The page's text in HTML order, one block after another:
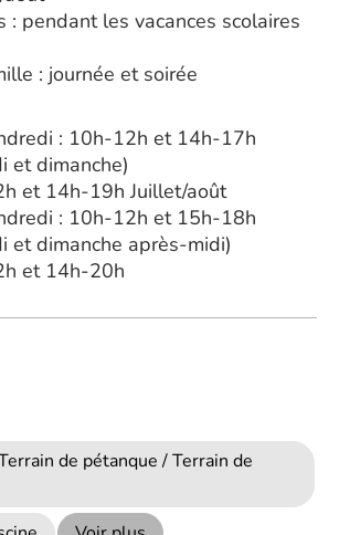
: pendant les vacances scolaires
: journée et soirée
: 10h-12h et 14h-17h
et dimanche)
et 14h-19h Juillet/août
: 10h-12h et 15h-18h
et dimanche après-midi)
et 14h-20h
de pétanque / Terrain de